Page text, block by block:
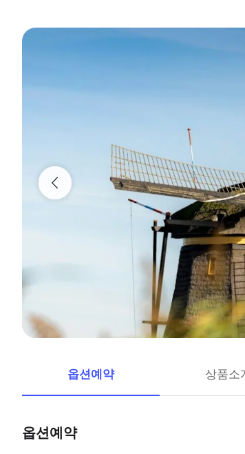
옵션예약 상품소
옵션예약